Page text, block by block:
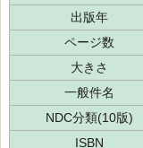
出版年
ページ数
大きさ
一般件名
NDC分類(10版)
ISBN